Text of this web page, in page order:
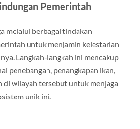
Pemerintah
melalui berbagai tindakan
untuk menjamin kelestarian
Langkah-langkah ini mencakup
penebangan, penangkapan ikan,
di wilayah tersebut untuk menjaga
unik ini.